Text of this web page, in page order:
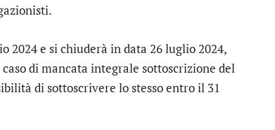
2024 e si chiuderà in data 26 luglio 2024,
di mancata integrale sottoscrizione del
di sottoscrivere lo stesso entro il 31